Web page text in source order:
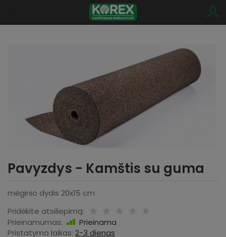
Pavyzdys - Kamštis su guma
mėginio dydis 20x15 cm
Pridėkite atsiliepimą:
Prieinamumas:
Prieinama
Pristatymo laikas: 2-3 dienas